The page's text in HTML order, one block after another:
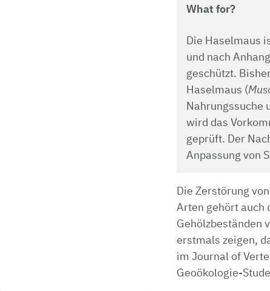
What for?
Die Haselmaus
und nach
geschützt.
Haselmaus (
Nahrungssuche
wird das
geprüft. Der
Anpassung von
Die Zerstörung
Arten gehört auch
Gehölzbeständen
erstmals zeigen,
im Journal of
Geoökologie-